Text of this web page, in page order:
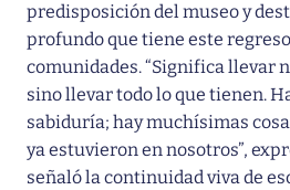
predisposición del museo y
profundo que tiene este
comunidades. “Significa llevar
sino llevar todo lo que tienen.
sabiduría; hay muchísimas
ya estuvieron en nosotros”,
señaló la continuidad viva de